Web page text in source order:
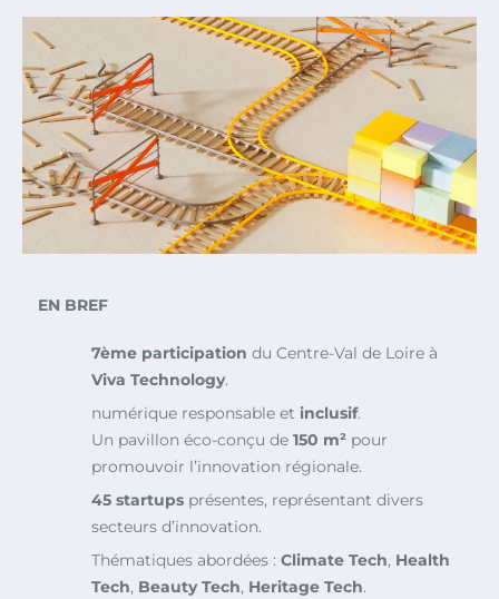
EN BREF
7ème participation du Centre-Val de Loire à
Viva Technology.
numérique responsable et inclusif.
Un pavillon éco-conçu de 150 m² pour
promouvoir l’innovation régionale.
45 startups présentes, représentant divers
secteurs d’innovation.
Thématiques abordées : Climate Tech, Health
Tech, Beauty Tech, Heritage Tech.